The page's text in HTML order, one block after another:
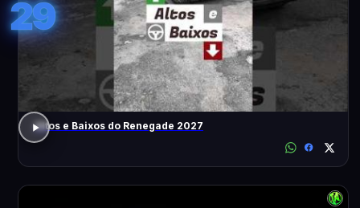
29
Altos e Baixos do Renegade 2027